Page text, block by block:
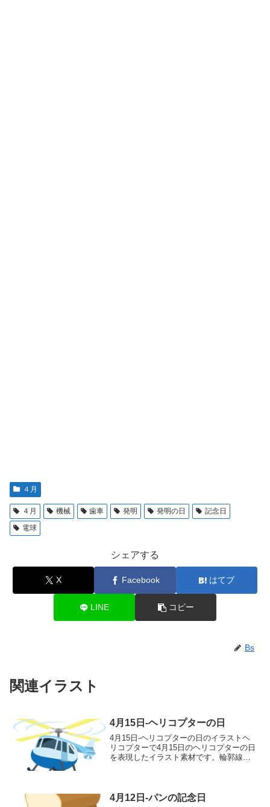
４月
４月 機械 歯車 発明 発明の日
記念日
電球
シェアする
X Facebook はてブ
LINE コピー
Bs
関連イラスト
4月15日-ヘリコプターの日
4月15日-ヘリコプターの日のイラストヘ
リコプターで4月15日のヘリコプターの日
を表現したイラスト素材です。輪郭線あ
郭線なし グ...
4月12日-パンの記念日